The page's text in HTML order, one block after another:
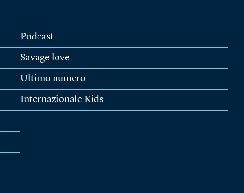
Podcast
Savage love
Ultimo numero
Internazionale Kids